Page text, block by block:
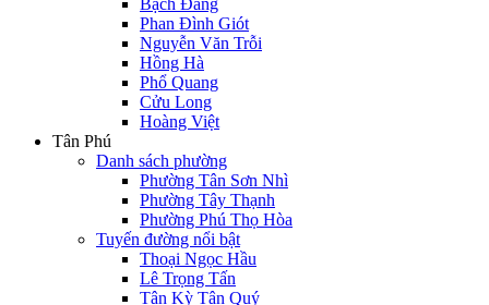
Bạch Đằng
Phan Đình Giót
Nguyễn Văn Trỗi
Hồng Hà
Phổ Quang
Cửu Long
Hoàng Việt
Tân Phú
Danh sách phường
Phường Tân Sơn Nhì
Phường Tây Thạnh
Phường Phú Thọ Hòa
Tuyến đường nổi bật
Thoại Ngọc Hầu
Lê Trọng Tấn
Tân Kỳ Tân Quý